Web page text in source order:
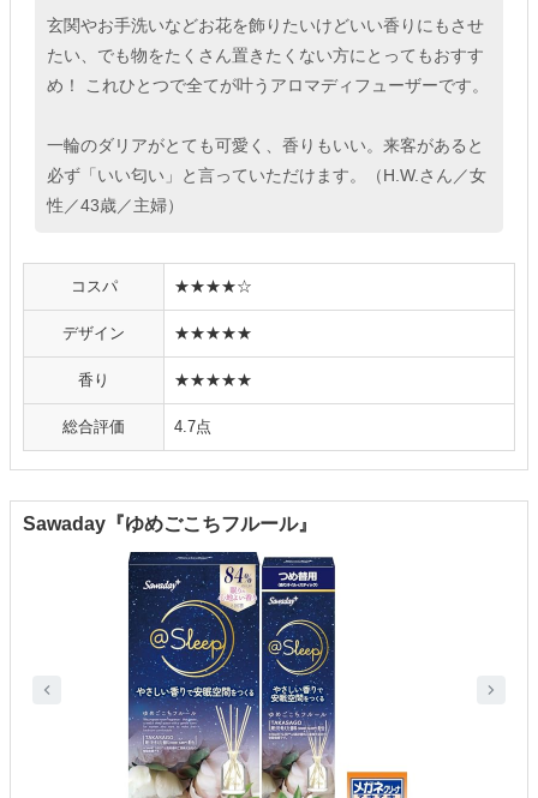
玄関やお手洗いなどお花を飾りたいけどいい香りにもさせ
たい、でも物をたくさん置きたくない方にとってもおすす
め！ これひとつで全てが叶うアロマディフューザーです。
一輪のダリアがとても可愛く、香りもいい。来客があると
必ず「いい匂い」と言っていただけます。（H.W.さん／女
性／43歳／主婦）
コスパ ★★★★☆
デザイン ★★★★★
香り ★★★★★
総合評価 4.7点
Sawaday『ゆめごこちフルール』